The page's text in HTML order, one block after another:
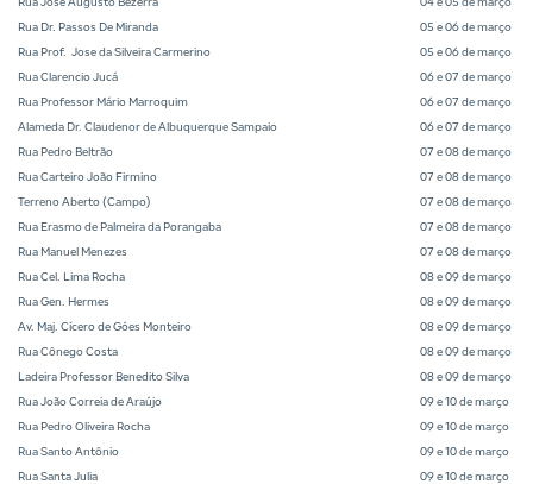
Rua José Augusto Bezerra 04 e 05 de março
Rua Dr. Passos De Miranda 05 e 06 de março
Rua Prof. Jose da Silveira Carmerino 05 e 06 de março
Rua Clarencio Jucá 06 e 07 de março
Rua Professor Mário Marroquim 06 e 07 de março
Alameda Dr. Claudenor de Albuquerque Sampaio 06 e 07 de março
Rua Pedro Beltrão 07 e 08 de março
Rua Carteiro João Firmino 07 e 08 de março
Terreno Aberto (Campo) 07 e 08 de março
Rua Erasmo de Palmeira da Porangaba 07 e 08 de março
Rua Manuel Menezes 07 e 08 de março
Rua Cel. Lima Rocha 08 e 09 de março
Rua Gen. Hermes 08 e 09 de março
Av. Maj. Cícero de Góes Monteiro 08 e 09 de março
Rua Cônego Costa 08 e 09 de março
Ladeira Professor Benedito Silva 08 e 09 de março
Rua João Correia de Araújo 09 e 10 de março
Rua Pedro Oliveira Rocha 09 e 10 de março
Rua Santo Antônio 09 e 10 de março
Rua Santa Julia 09 e 10 de março